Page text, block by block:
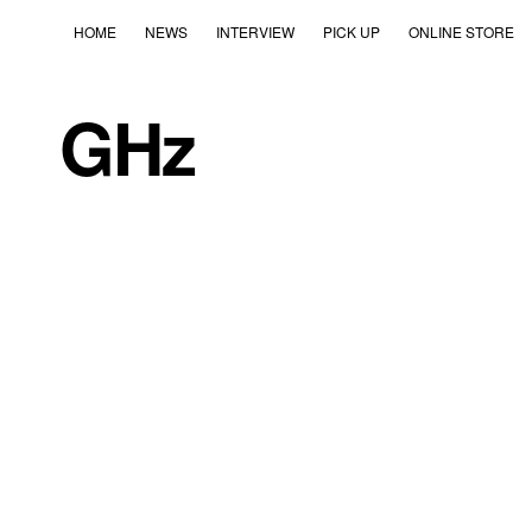
HOME NEWS INTERVIEW PICK UP ONLINE STORE
GHz